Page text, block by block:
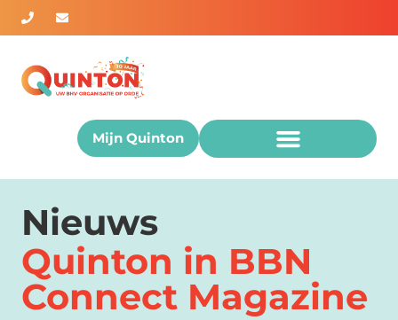
Mijn Quinton
Quinton in BBN
Connect Magazine
Nieuws